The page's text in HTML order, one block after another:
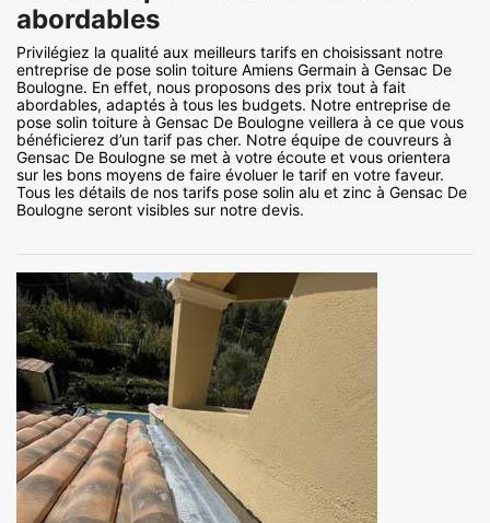
abordables
Privilégiez la qualité aux meilleurs tarifs en choisissant notre
entreprise de pose solin toiture Amiens Germain à Gensac De
Boulogne. En effet, nous proposons des prix tout à fait
abordables, adaptés à tous les budgets. Notre entreprise de
pose solin toiture à Gensac De Boulogne veillera à ce que vous
bénéficierez d’un tarif pas cher. Notre équipe de couvreurs à
Gensac De Boulogne se met à votre écoute et vous orientera
sur les bons moyens de faire évoluer le tarif en votre faveur.
Tous les détails de nos tarifs pose solin alu et zinc à Gensac De
Boulogne seront visibles sur notre devis.